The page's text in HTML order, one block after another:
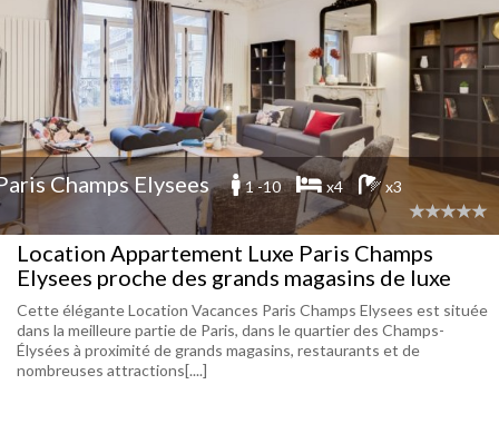
Champs Elysees 1 -10 x4 x3
Location Appartement Luxe Paris Champs
Elysees proche des grands magasins de luxe
Cette élégante Location Vacances Paris Champs Elysees est située
dans la meilleure partie de Paris, dans le quartier des Champs-
Élysées à proximité de grands magasins, restaurants et de
nombreuses attractions[....]